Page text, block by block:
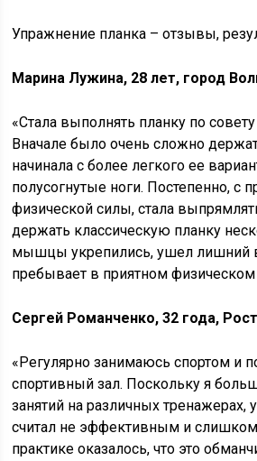
Упражнение планка – отзывы,
Марина Лужина, 28 лет, город
«Стала выполнять планку по
Вначале было очень сложно
начинала с более легкого ее
полусогнутые ноги. Постепенно, с
физической силы, стала
держать классическую планку
мышцы укрепились, ушел лишний
пребывает в приятном физическом
Сергей Романченко, 32 года,
«Регулярно занимаюсь спортом и
спортивный зал. Поскольку я
занятий на различных тренажерах,
считал не эффективным и
практике оказалось, что это